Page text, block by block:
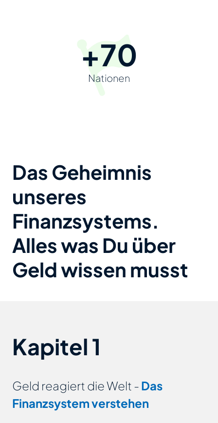
+70
Nationen
Das Geheimnis
unseres
Finanzsystems.
Alles was Du über
Geld wissen musst
Kapitel 1
Geld reagiert die Welt - Das
Finanzsystem verstehen